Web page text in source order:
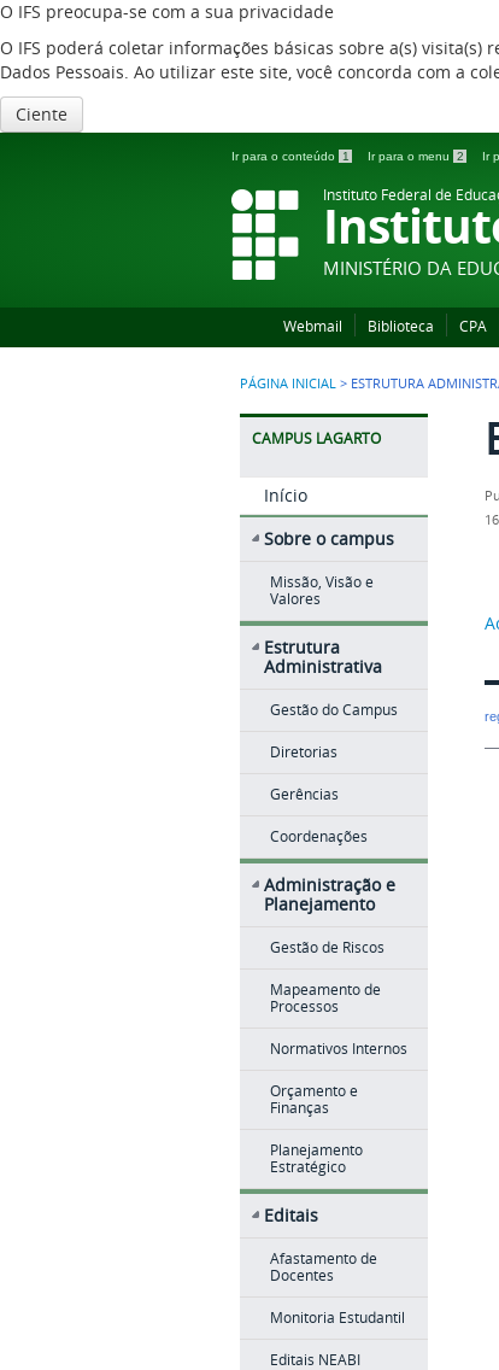
O IFS preocupa-se com a sua privacidade
O IFS poderá coletar informações básicas sobre a(s)
Dados Pessoais. Ao utilizar este site, você concorda com a
Ciente
Ir para o conteúdo 1 Ir para o menu 2 Ir
Instituto Federal de
MINISTÉRIO DA
Webmail Biblioteca CPA
PÁGINA INICIAL > ESTRUTURA
CAMPUS LAGARTO
Início
Sobre o campus
Missão, Visão e
Valores
Estrutura
Administrativa
Gestão do Campus
Diretorias
Gerências
Coordenações
Administração e
Planejamento
Gestão de Riscos
Mapeamento de
Processos
Normativos Internos
Orçamento e
Finanças
Planejamento
Estratégico
Editais
Afastamento de
Docentes
Monitoria Estudantil
Editais NEABI